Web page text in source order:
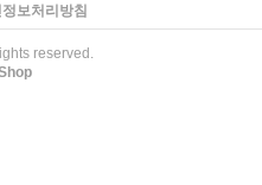
정보처리방침
reserved.